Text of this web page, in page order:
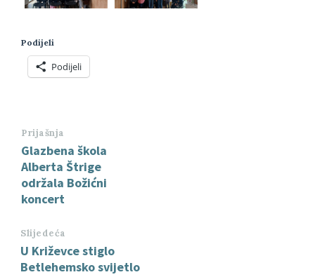
Podijeli
Podijeli
Prijašnja
Glazbena škola
Alberta Štrige
održala Božićni
koncert
Slijedeća
U Križevce stiglo
Betlehemsko svijetlo